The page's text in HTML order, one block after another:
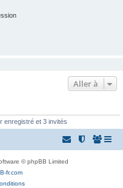
Aller à
enregistré et 3 invités
© phpBB Limited
fr.com